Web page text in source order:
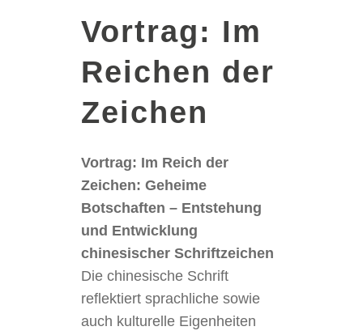
Vortrag: Im
Reichen der
Zeichen
Vortrag: Im Reich der
Zeichen: Geheime
Botschaften – Entstehung
und Entwicklung
chinesischer Schriftzeichen
Die chinesische Schrift
reflektiert sprachliche sowie
auch kulturelle Eigenheiten